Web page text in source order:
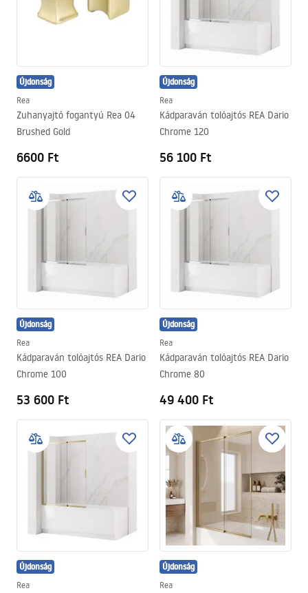
Újdonság
Rea
Zuhanyajtó fogantyú Rea 04
Brushed Gold
6600 Ft
Újdonság
Rea
Kádparaván tolóajtós REA Dario
Chrome 120
56 100 Ft
Újdonság
Rea
Kádparaván tolóajtós REA Dario
Chrome 100
53 600 Ft
Újdonság
Rea
Kádparaván tolóajtós REA Dario
Chrome 80
49 400 Ft
Újdonság
Rea
Újdonság
Rea